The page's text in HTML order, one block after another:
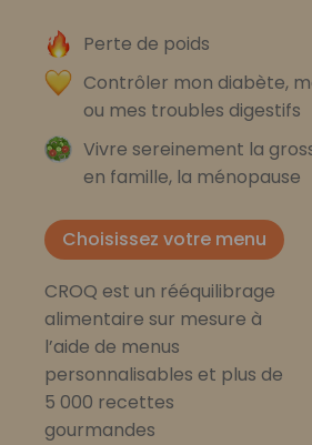
Perte de poids
Contrôler mon diabète,
ou mes troubles digestifs
Vivre sereinement la
en famille, la ménopause
Choisissez votre menu
CROQ est un rééquilibrage
alimentaire sur mesure à
l’aide de menus
personnalisables et plus de
5 000 recettes
gourmandes